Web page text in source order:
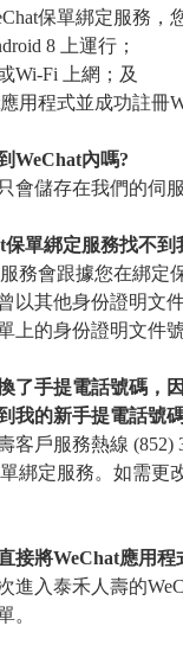
保單綁定服務，
8 上運行；
Wi-Fi 上網；及
用程式並成功註冊
WeChat內嗎?
會儲存在我們的伺服
單綁定服務找不到
務會跟據您在綁
以其他身份證明文
上的身份證明文件
了手提電話號碼，
我的新手提電話號
客戶服務熱線
綁定服務。如需
接將WeChat應用
進入泰禾人壽的
。